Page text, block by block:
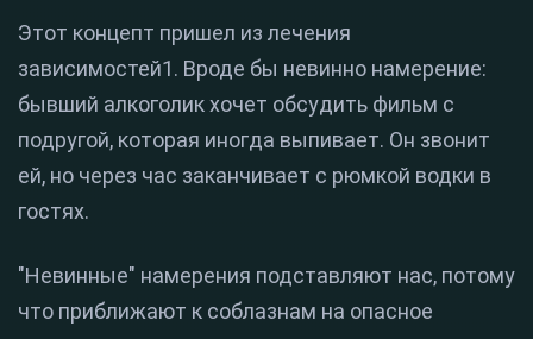
Этот концепт пришел из лечения
зависимостей1. Вроде бы невинно намерение:
бывший алкоголик хочет обсудить фильм с
подругой, которая иногда выпивает. Он звонит
ей, но через час заканчивает с рюмкой водки в
гостях.
"Невинные" намерения подставляют нас, потому
что приближают к соблазнам на опасное